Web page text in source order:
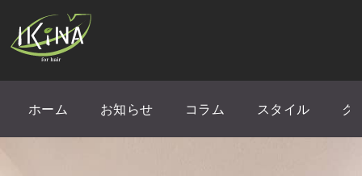
ホーム お知らせ コラム スタイル ク